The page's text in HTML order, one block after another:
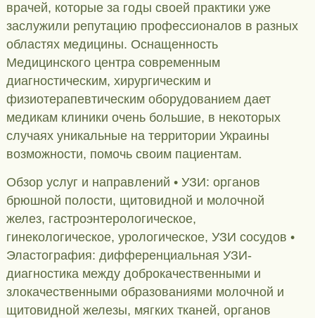
врачей, которые за годы своей практики уже
заслужили репутацию профессионалов в разных
областях медицины. Оснащенность
Медицинского центра современным
диагностическим, хирургическим и
физиотерапевтическим оборудованием дает
медикам клиники очень большие, в некоторых
случаях уникальные на территории Украины
возможности, помочь своим пациентам.
Обзор услуг и направлений • УЗИ: органов
брюшной полости, щитовидной и молочной
желез, гастроэнтерологическое,
гинекологическое, урологическое, УЗИ сосудов •
Эластография: дифференциальная УЗИ-
диагностика между доброкачественными и
злокачественными образованиями молочной и
щитовидной железы, мягких тканей, органов